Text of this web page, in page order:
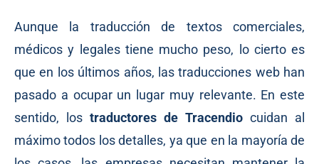
Aunque la traducción de textos comerciales,
médicos y legales tiene mucho peso, lo cierto es
que en los últimos años, las traducciones web han
pasado a ocupar un lugar muy relevante. En este
sentido, los traductores de Tracendio cuidan al
máximo todos los detalles, ya que en la mayoría de